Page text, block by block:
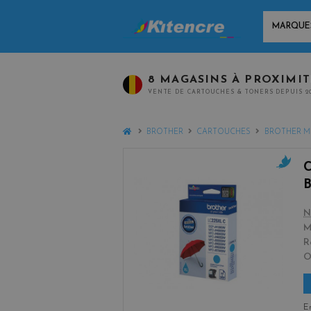
8 MAGASINS À
VENTE DE CARTOUCHES & TONERS DEPUIS
HOMEBROTHER CARTOUCHES BROTHER